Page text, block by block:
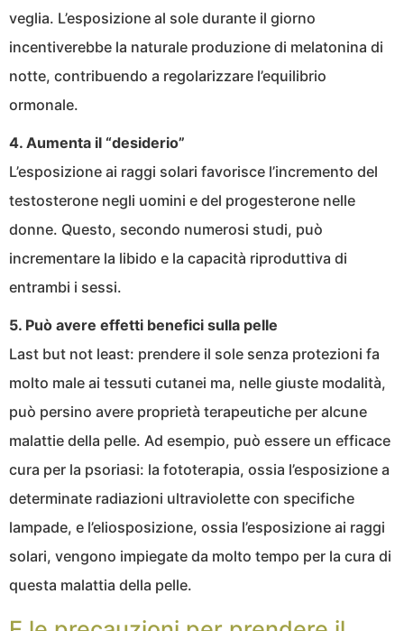
veglia. L’esposizione al sole durante il giorno
incentiverebbe la naturale produzione di melatonina di
notte, contribuendo a regolarizzare l’equilibrio
ormonale.
4. Aumenta il “desiderio”
L’esposizione ai raggi solari favorisce l’incremento del
testosterone negli uomini e del progesterone nelle
donne. Questo, secondo numerosi studi, può
incrementare la libido e la capacità riproduttiva di
entrambi i sessi.
5. Può avere effetti benefici sulla pelle
Last but not least: prendere il sole senza protezioni fa
molto male ai tessuti cutanei ma, nelle giuste modalità,
può persino avere proprietà terapeutiche per alcune
malattie della pelle. Ad esempio, può essere un efficace
cura per la psoriasi: la fototerapia, ossia l’esposizione a
determinate radiazioni ultraviolette con specifiche
lampade, e l’eliosposizione, ossia l’esposizione ai raggi
solari, vengono impiegate da molto tempo per la cura di
questa malattia della pelle.